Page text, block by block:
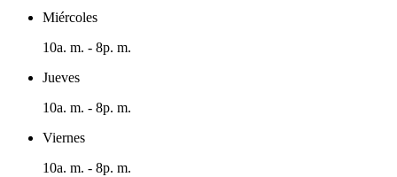
Miércoles
10a. m. - 8p. m.
Jueves
10a. m. - 8p. m.
Viernes
10a. m. - 8p. m.